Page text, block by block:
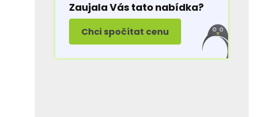
Zaujala Vás tato nabídka?
Chci spočítat cenu